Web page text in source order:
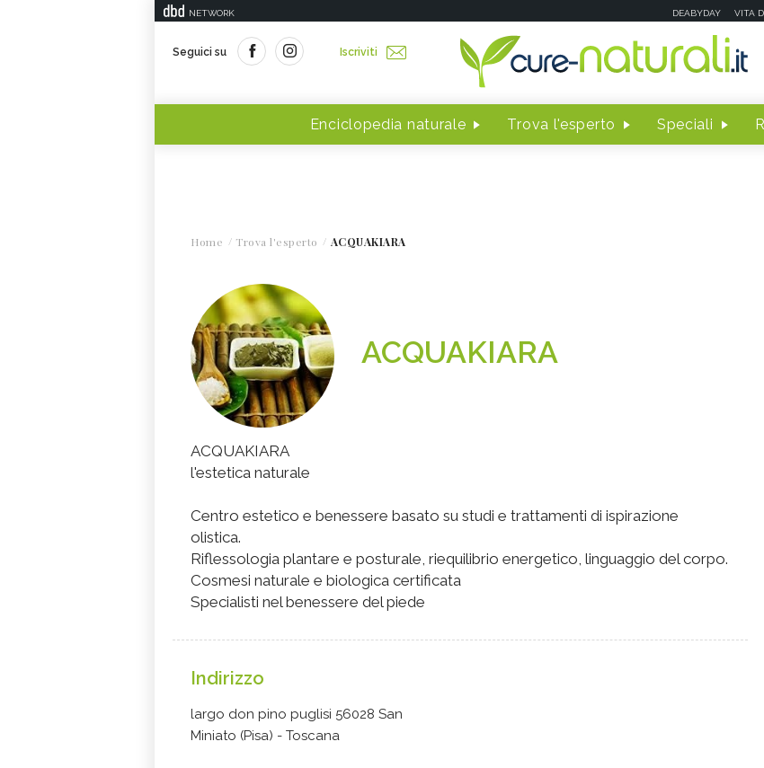
NETWORK DEABYDAY VITA
Seguici su Iscriviti
Enciclopedia naturale Trova l'esperto Speciali
Home Trova l'esperto ACQUAKIARA
ACQUAKIARA
ACQUAKIARA
l'estetica naturale
Centro estetico e benessere basato su studi e trattamenti di ispirazione
olistica.
Riflessologia plantare e posturale, riequilibrio energetico, linguaggio del corpo.
Cosmesi naturale e biologica certificata
Specialisti nel benessere del piede
Indirizzo
largo don pino puglisi 56028 San
Miniato (Pisa) - Toscana